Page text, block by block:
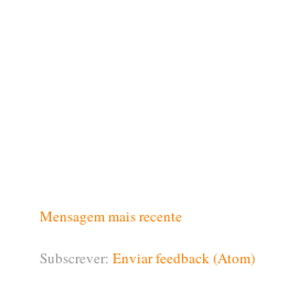
Mensagem mais recente
Subscrever:Enviar feedback (Atom)